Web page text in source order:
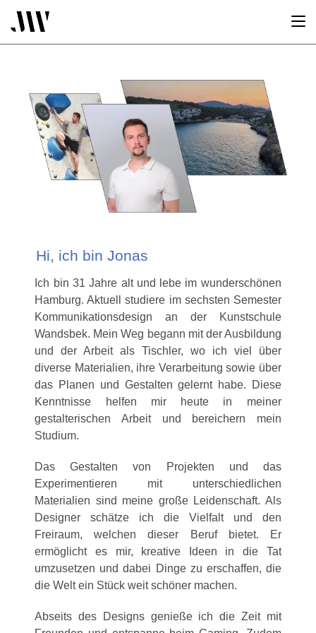
Hi, ich bin Jonas
Ich bin 31 Jahre alt und lebe im wunderschönen
Hamburg. Aktuell studiere im sechsten Semester
Kommunikationsdesign an der Kunstschule
Wandsbek. Mein Weg begann mit der Ausbildung
und der Arbeit als Tischler, wo ich viel über
diverse Materialien, ihre Verarbeitung sowie über
das Planen und Gestalten gelernt habe. Diese
Kenntnisse helfen mir heute in meiner
gestalterischen Arbeit und bereichern mein
Studium.
Das Gestalten von Projekten und das
Experimentieren mit unterschiedlichen
Materialien sind meine große Leidenschaft. Als
Designer schätze ich die Vielfalt und den
Freiraum, welchen dieser Beruf bietet. Er
ermöglicht es mir, kreative Ideen in die Tat
umzusetzen und dabei Dinge zu erschaffen, die
die Welt ein Stück weit schöner machen.
Abseits des Designs genieße ich die Zeit mit